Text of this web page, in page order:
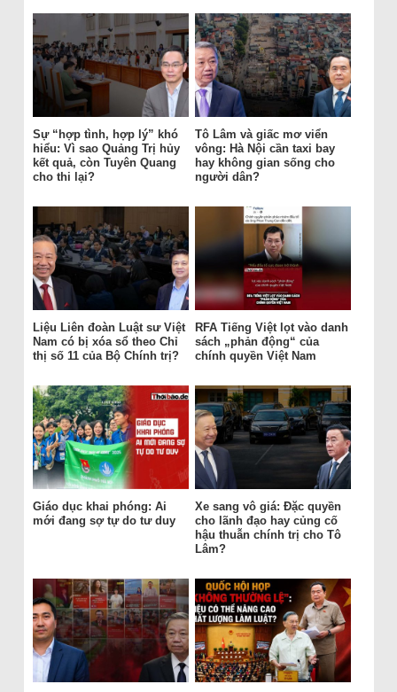
Sự “hợp tình, hợp lý” khó
hiểu: Vì sao Quảng Trị hủy
kết quả, còn Tuyên Quang
cho thi lại?
Tô Lâm và giấc mơ viển
vông: Hà Nội cần taxi bay
hay không gian sống cho
người dân?
Liệu Liên đoàn Luật sư Việt
Nam có bị xóa sổ theo Chỉ
thị số 11 của Bộ Chính trị?
RFA Tiếng Việt lọt vào danh
sách „phản động“ của
chính quyền Việt Nam
Giáo dục khai phóng: Ai
mới đang sợ tự do tư duy
Xe sang vô giá: Đặc quyền
cho lãnh đạo hay củng cố
hậu thuẫn chính trị cho Tô
Lâm?